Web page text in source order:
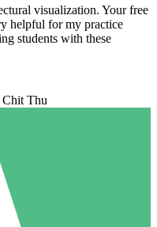
visualization. Your free
helpful for my practice
students with these
Chit Thu